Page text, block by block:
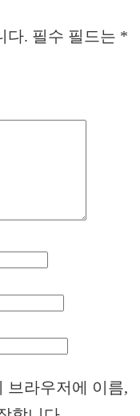
다. 필수 필드는 *
브라우저에 이름,